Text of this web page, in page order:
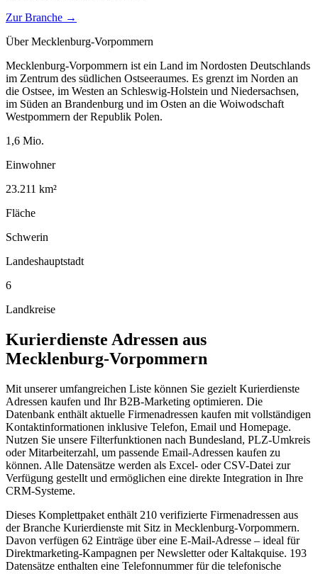
Zur Branche →
ÜberMecklenburg-Vorpommern
Mecklenburg-Vorpommern ist ein Land im Nordosten Deutschlands
im Zentrum des südlichen Ostseeraumes. Es grenzt im Norden an
die Ostsee, im Westen an Schleswig-Holstein und Niedersachsen,
im Süden an Brandenburg und im Osten an die Woiwodschaft
Westpommern der Republik Polen.
1,6 Mio.
Einwohner
23.211 km²
Fläche
Schwerin
Landeshauptstadt
6
Landkreise
Kurierdienste Adressen aus
Mecklenburg-Vorpommern
Mit unserer umfangreichen Liste können Sie gezielt Kurierdienste
Adressen kaufen und Ihr B2B-Marketing optimieren. Die
Datenbank enthält aktuelle Firmenadressen kaufen mit vollständigen
Kontaktinformationen inklusive Telefon, Email und Homepage.
Nutzen Sie unsere Filterfunktionen nach Bundesland, PLZ-Umkreis
oder Mitarbeiterzahl, um passende Email-Adressen kaufen zu
können. Alle Datensätze werden als Excel- oder CSV-Datei zur
Verfügung gestellt und ermöglichen eine direkte Integration in Ihre
CRM-Systeme.
Dieses Komplettpaket enthält 210 verifizierte Firmenadressen aus
der Branche Kurierdienste mit Sitz in Mecklenburg-Vorpommern.
Davon verfügen 62 Einträge über eine E-Mail-Adresse – ideal für
Direktmarketing-Kampagnen per Newsletter oder Kaltakquise. 193
Datensätze enthalten eine Telefonnummer für die telefonische